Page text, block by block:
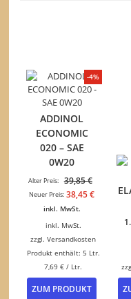
der
-4%
ADDINOL
ECONOMIC
020 – SAE
0W20
Alter Preis: 39,85€
Preis
Neuer Preis: 38,45€Aktueller
inkl. MwSt.
inkl. MwSt.
zzgl.Versandkosten
Produkt enthält: 5 Ltr.
7,69€ / Ltr.
ZUM PRODUKT